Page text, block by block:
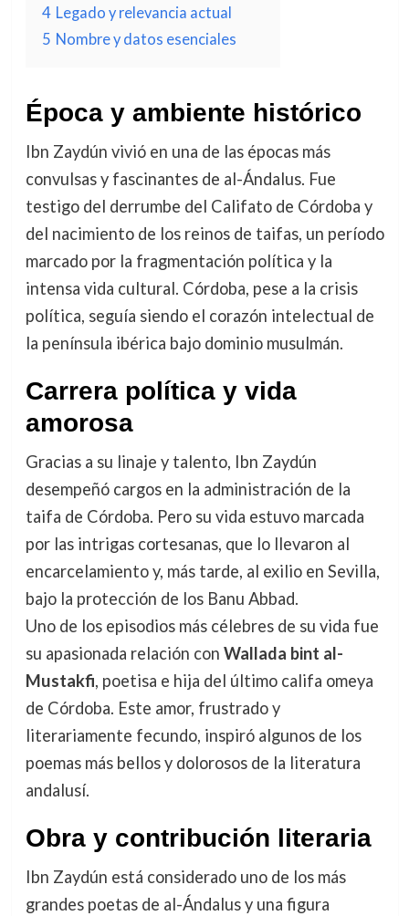
4 Legado y relevancia actual
5 Nombre y datos esenciales
Época y ambiente histórico
Ibn Zaydún vivió en una de las épocas más
convulsas y fascinantes de al-Ándalus. Fue
testigo del derrumbe del Califato de Córdoba y
del nacimiento de los reinos de taifas, un período
marcado por la fragmentación política y la
intensa vida cultural. Córdoba, pese a la crisis
política, seguía siendo el corazón intelectual de
la península ibérica bajo dominio musulmán.
Carrera política y vida
amorosa
Gracias a su linaje y talento, Ibn Zaydún
desempeñó cargos en la administración de la
taifa de Córdoba. Pero su vida estuvo marcada
por las intrigas cortesanas, que lo llevaron al
encarcelamiento y, más tarde, al exilio en Sevilla,
bajo la protección de los Banu Abbad.
Uno de los episodios más célebres de su vida fue
su apasionada relación con Wallada bint al-
Mustakfi, poetisa e hija del último califa omeya
de Córdoba. Este amor, frustrado y
literariamente fecundo, inspiró algunos de los
poemas más bellos y dolorosos de la literatura
andalusí.
Obra y contribución literaria
Ibn Zaydún está considerado uno de los más
grandes poetas de al-Ándalus y una figura